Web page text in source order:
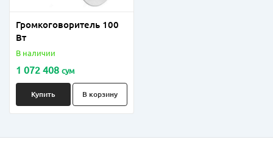
Громкоговоритель 100
Вт
В наличии
1 072 408 сум
Купить В корзину